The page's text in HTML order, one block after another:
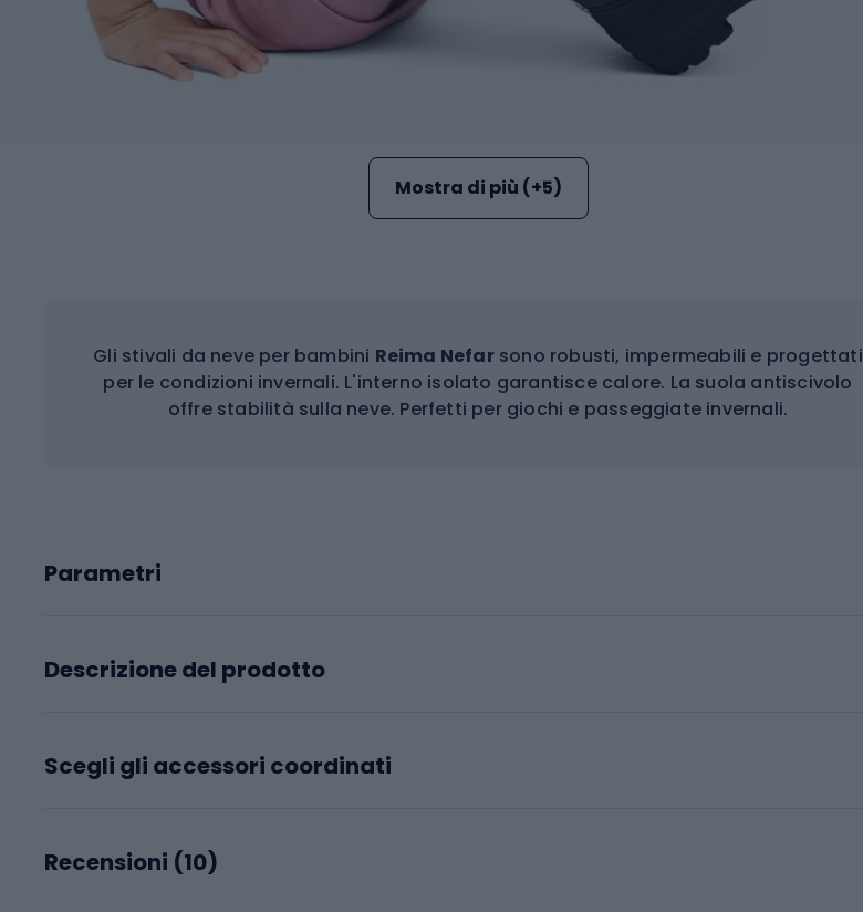
Mostra di più (+5)
Gli stivali da neve per bambini Reima Nefarsono robusti, impermeabili e progettati
per le condizioni invernali. L'interno isolato garantisce calore. La suola antiscivolo
offre stabilità sulla neve. Perfetti per giochi e passeggiate invernali.
Parametri
Descrizione del prodotto
Scegli gli accessori coordinati
Recensioni (10)